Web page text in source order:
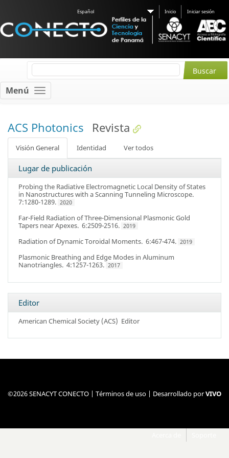
Español Inicio Iniciar sesión
Menú
ACS Photonics Revista
Visión General Identidad Ver todos
Lugar de publicación
Probing the Radiative Electromagnetic Local Density of States
in Nanostructures with a Scanning Tunneling Microscope.
7:1280-1289. 2020
Far-Field Radiation of Three-Dimensional Plasmonic Gold
Tapers near Apexes. 6:2509-2516. 2019
Radiation of Dynamic Toroidal Moments. 6:467-474. 2019
Plasmonic Breathing and Edge Modes in Aluminum
Nanotriangles. 4:1257-1263. 2017
Editor
American Chemical Society (ACS) Editor
©2026 SENACYT CONECTO | Términos de uso | Desarrollado porVIVO